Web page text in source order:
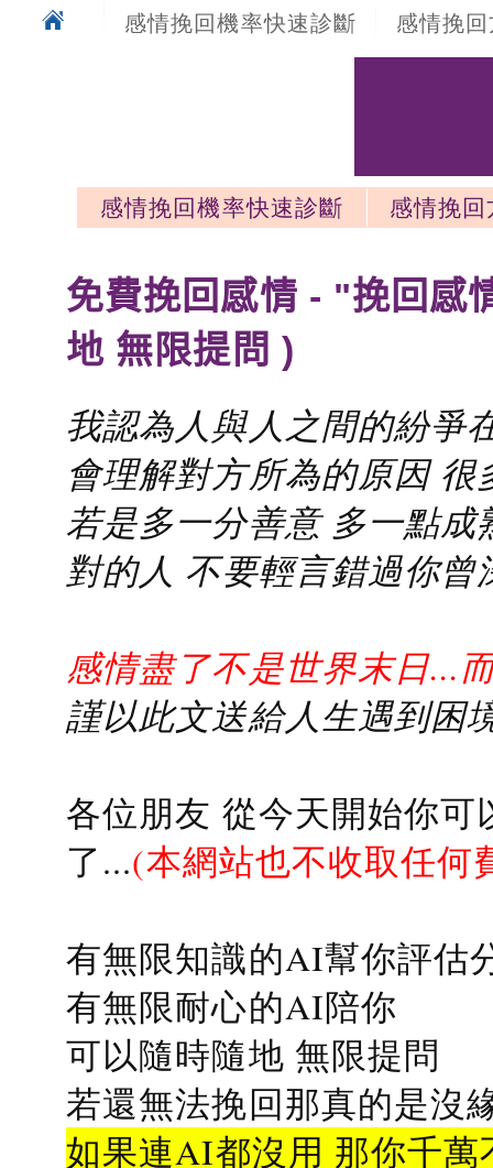
感情挽回機率快速診斷 感情挽
感情挽回機率快速診斷
感情挽
免費挽回感情 - "挽回感
地 無限提問 )
我認為人與人之間的紛爭
會理解對方所為的原因
若是多一分善意 多一點
對的人 不要輕言錯過你曾
感情盡了不是世界末日...
謹以此文送給人生遇到困
各位朋友 從今天開始你
了...(本網站也不收取任何
有無限知識的AI幫你評估
有無限耐心的AI陪你
可以隨時隨地 無限提問
若還無法挽回那真的是沒
如果連AI都沒用 那你千